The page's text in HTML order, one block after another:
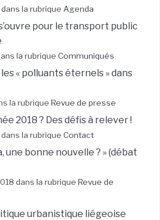
la rubrique Agenda
pour le transport public
la rubrique Communiqués
« polluants éternels » dans
la rubrique Revue de presse
2018 ? Des défis à relever !
la rubrique Contact
une bonne nouvelle ? » (débat
dans la rubrique Revue de
urbanistique liégeoise